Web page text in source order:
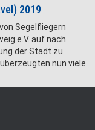
2019
Segelfliegern
e.V. auf nach
der Stadt zu
nun viele